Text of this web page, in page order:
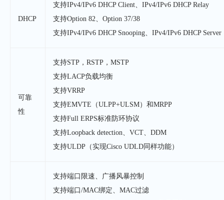
DHCP
支持IPv4/IPv6 DHCP Client、IPv4/IPv6 DHCP Relay
支持Option 82、Option 37/38
支持IPv4/IPv6 DHCP Snooping、IPv4/IPv6 DHCP Server
可靠
性
支持STP，RSTP，MSTP
支持LACP负载均衡
支持VRRP
支持EMVTE（ULPP+ULSM）和MRPP
支持Full ERPS标准防环协议
支持Loopback detection、VCT、DDM
支持ULDP（实现Cisco UDLD同样功能）
支持端口限速、广播风暴控制
支持端口/MAC绑定、MAC过滤